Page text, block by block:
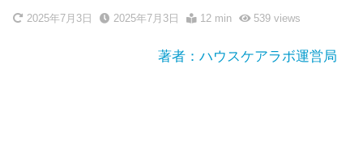
2025年7月3日 2025年7月3日 12 min 539views
著者：ハウスケアラボ運営局